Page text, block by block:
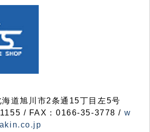
道旭川市2条通15丁目左5号
/ FAX：0166-35-3778 / w